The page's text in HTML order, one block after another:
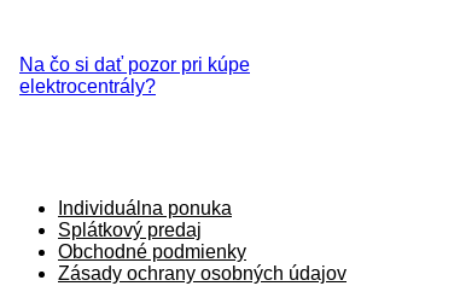
Na čo si dať pozor pri kúpe
elektrocentrály?
Individuálna ponuka
Splátkový predaj
Obchodné podmienky
Zásady ochrany osobných údajov